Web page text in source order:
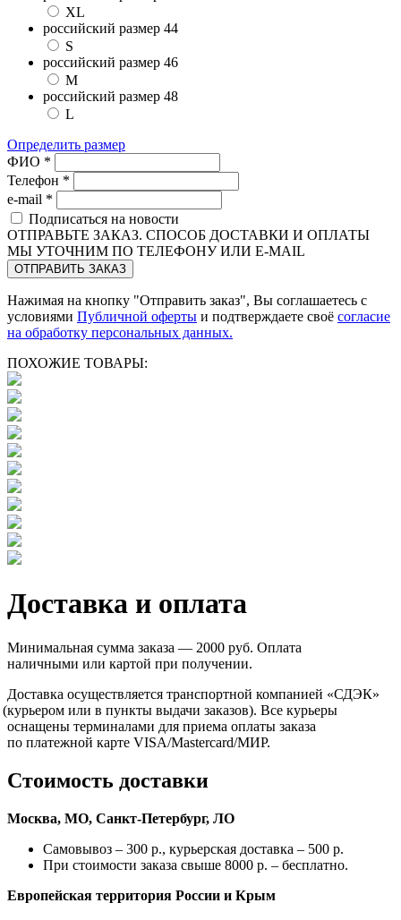
XL
российский размер 44
S
российский размер 46
M
российский размер 48
L
Определить размер
ФИО *
Телефон *
e-mail *
Подписаться на новости
ОТПРАВЬТЕ ЗАКАЗ. СПОСОБ ДОСТАВКИ И ОПЛАТЫ
МЫ УТОЧНИМ ПО ТЕЛЕФОНУ ИЛИ E-MAIL
Нажимая на кнопку "Отправить заказ", Вы соглашаетесь с
условиями Публичной оферты и подтверждаете своё согласие
на обработку персональных данных.
ПОХОЖИЕ ТОВАРЫ:
Доставка и оплата
Минимальная сумма заказа — 2000 руб. Оплата
наличными или картой при получении.
Доставка осуществляется транспортной компанией «СДЭК»
(курьером или в пункты выдачи заказов). Все курьеры
оснащены терминалами для приема оплаты заказа
по платежной карте VISA/Mastercard/МИР.
Стоимость доставки
Москва, МО, Санкт-Петербург, ЛО
Самовывоз – 300 р., курьерская доставка – 500 р.
При стоимости заказа свыше 8000 р. – бесплатно.
Европейская территория России и Крым